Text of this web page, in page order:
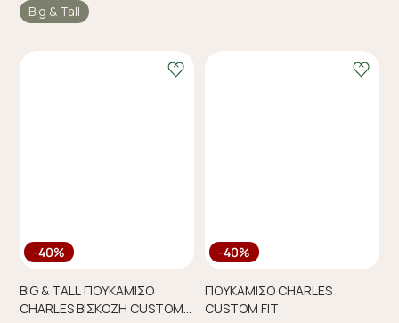
Big & Tall
-40%
BIG & TALL ΠΟΥΚΑΜΙΣΟ
CHARLES ΒΙΣΚΟΖΗ CUSTOM
-40%
ΠΟΥΚΑΜΙΣΟ CHARLES
CUSTOM FIT